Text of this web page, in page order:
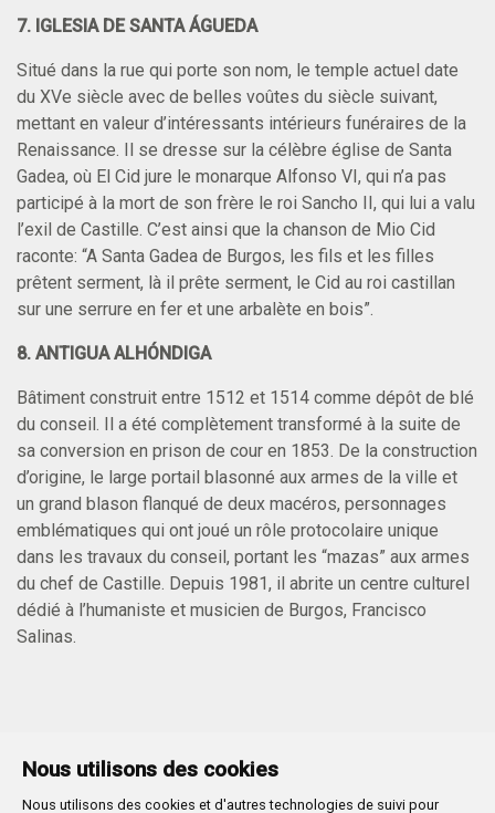
Nous utilisons des cookies
Nous utilisons des cookies et d'autres technologies de suivi pour
7. IGLESIA DE SANTA ÁGUEDA
Situé dans la rue qui porte son nom, le temple actuel date
du XVe siècle avec de belles voûtes du siècle suivant,
mettant en valeur d’intéressants intérieurs funéraires de la
Renaissance. Il se dresse sur la célèbre église de Santa
Gadea, où El Cid jure le monarque Alfonso VI, qui n’a pas
participé à la mort de son frère le roi Sancho II, qui lui a valu
l’exil de Castille. C’est ainsi que la chanson de Mio Cid
raconte: “A Santa Gadea de Burgos, les fils et les filles
prêtent serment, là il prête serment, le Cid au roi castillan
sur une serrure en fer et une arbalète en bois”.
8. ANTIGUA ALHÓNDIGA
Bâtiment construit entre 1512 et 1514 comme dépôt de blé
du conseil. Il a été complètement transformé à la suite de
sa conversion en prison de cour en 1853. De la construction
d’origine, le large portail blasonné aux armes de la ville et
un grand blason flanqué de deux macéros, personnages
emblématiques qui ont joué un rôle protocolaire unique
dans les travaux du conseil, portant les “mazas” aux armes
du chef de Castille. Depuis 1981, il abrite un centre culturel
dédié à l’humaniste et musicien de Burgos, Francisco
Salinas.